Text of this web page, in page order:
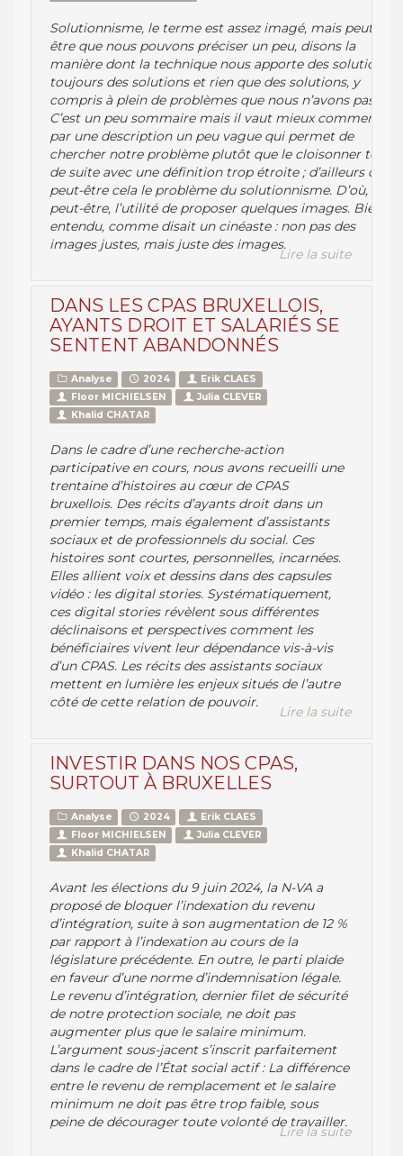
Solutionnisme, le terme est assez imagé, mais peut-
être que nous pouvons préciser un peu, disons la
manière dont la technique nous apporte des solutions,
toujours des solutions et rien que des solutions, y
compris à plein de problèmes que nous n’avons pas.
C’est un peu sommaire mais il vaut mieux commencer
par une description un peu vague qui permet de
chercher notre problème plutôt que le cloisonner tout
de suite avec une définition trop étroite ; d’ailleurs c’est
peut-être cela le problème du solutionnisme. D’où,
peut-être, l’utilité de proposer quelques images. Bien
entendu, comme disait un cinéaste : non pas des
images justes, mais juste des images.
Lire la suite
DANS LES CPAS BRUXELLOIS,
AYANTS DROIT ET SALARIÉS SE
SENTENT ABANDONNÉS
Analyse 2024
Erik CLAES
Floor MICHIELSEN
Julia CLEVER
Khalid CHATAR
Dans le cadre d’une recherche-action
participative en cours, nous avons recueilli une
trentaine d’histoires au cœur de CPAS
bruxellois. Des récits d’ayants droit dans un
premier temps, mais également d’assistants
sociaux et de professionnels du social. Ces
histoires sont courtes, personnelles, incarnées.
Elles allient voix et dessins dans des capsules
vidéo : les digital stories. Systématiquement,
ces digital stories révèlent sous différentes
déclinaisons et perspectives comment les
bénéficiaires vivent leur dépendance vis-à-vis
d’un CPAS. Les récits des assistants sociaux
mettent en lumière les enjeux situés de l’autre
côté de cette relation de pouvoir.
Lire la suite
INVESTIR DANS NOS CPAS,
SURTOUT À BRUXELLES
Analyse 2024
Erik CLAES
Floor MICHIELSEN
Julia CLEVER
Khalid CHATAR
Avant les élections du 9 juin 2024, la N-VA a
proposé de bloquer l’indexation du revenu
d’intégration, suite à son augmentation de 12 %
par rapport à l’indexation au cours de la
législature précédente. En outre, le parti plaide
en faveur d’une norme d’indemnisation légale.
Le revenu d’intégration, dernier filet de sécurité
de notre protection sociale, ne doit pas
augmenter plus que le salaire minimum.
L’argument sous-jacent s’inscrit parfaitement
dans le cadre de l’État social actif : La différence
entre le revenu de remplacement et le salaire
minimum ne doit pas être trop faible, sous
peine de décourager toute volonté de travailler.
Lire la suite